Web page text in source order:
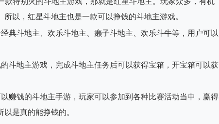
以，红星斗地主也是一款可以挣钱的斗地主游戏。
典斗地主、欢乐斗地主、癞子斗地主、欢乐斗牛等，用户可以
斗地主游戏，完成斗地主任务后可以获得宝箱，开宝箱可以获
赚钱的斗地主手游，玩家可以参加到各种比赛活动当中，赢得
是真的能挣钱的。